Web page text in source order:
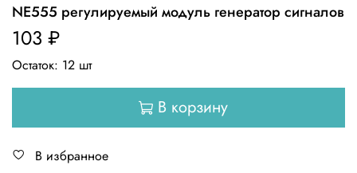
NE555 регулируемый модуль генератор сигналов
103 ₽
Остаток: 12 шт
В корзину
В избранное